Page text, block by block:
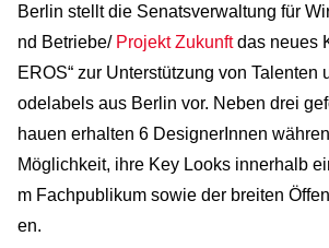
Berlin stellt die Senatsverwaltung für
nd Betriebe/ Projekt Zukunftdas neues
EROS“ zur Unterstützung von Talenten
odelabels aus Berlin vor. Neben drei
hauen erhalten 6 DesignerInnen
Möglichkeit, ihre Key Looks innerhalb
m Fachpublikum sowie der breiten
en.